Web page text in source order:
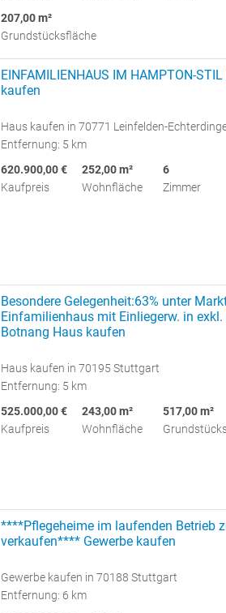
207,00 m²
Grundstücksfläche
EINFAMILIENHAUS IM HAMPTON-
kaufen
Haus kaufen in 70771 Leinfelden-
Entfernung: 5 km
620.900,00 €
Kaufpreis
252,00 m²
Wohnfläche
6
Zimmer
Besondere Gelegenheit:63% unter
Einfamilienhaus mit Einliegerw. in exkl.
Botnang Haus kaufen
Haus kaufen in 70195 Stuttgart
Entfernung: 5 km
525.000,00 €
Kaufpreis
243,00 m²
Wohnfläche
517,00 m²
****Pflegeheime im laufenden Betrieb
verkaufen**** Gewerbe kaufen
Gewerbe kaufen in 70188 Stuttgart
Entfernung: 6 km